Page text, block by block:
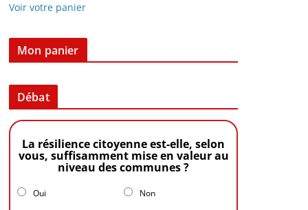
Voir votre panier
Mon panier
Débat
La résilience citoyenne est-elle, selon
vous, suffisamment mise en valeur au
niveau des communes ?
Oui Non